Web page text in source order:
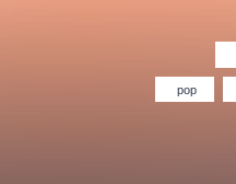
pop
Divadlo Hybernia